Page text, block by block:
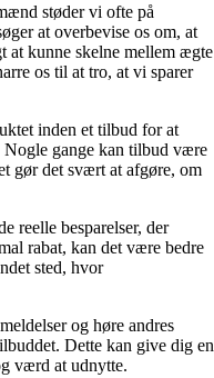
støder vi ofte på
at overbevise os om, at
at kunne skelne mellem ægte
os til at tro, at vi sparer
inden et tilbud for at
Nogle gange kan tilbud være
gør det svært at afgøre, om
reelle besparelser, der
rabat, kan det være bedre
sted, hvor
og høre andres
Dette kan give dig en
værd at udnytte.